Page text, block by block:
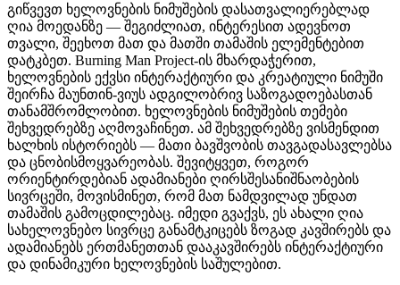
გიწვევთ ხელოვნების ნიმუშების დასათვალიერებლად
ღია მოედანზე — შეგიძლიათ, ინტერესით ადევნოთ
თვალი, შეეხოთ მათ და მათში თამაშის ელემენტებით
დატკბეთ. Burning Man Project-ის მხარდაჭერით,
ხელოვნების ექვსი ინტერაქტიური და კრეატიული ნიმუში
შეირჩა მაუნთინ-ვიუს ადგილობრივ საზოგადოებასთან
თანამშრომლობით. ხელოვნების ნიმუშების თემები
შეხვედრებზე აღმოვაჩინეთ. ამ შეხვედრებზე ვისმენდით
ხალხის ისტორიებს — მათი ბავშვობის თავგადასავლებსა
და ცნობისმოყვარეობას. შევიტყვეთ, როგორ
ორიენტირდებიან ადამიანები ღირსშესანიშნაობების
სივრცეში, მოვისმინეთ, რომ მათ ნამდვილად უნდათ
თამაშის გამოცდილებაც. იმედი გვაქვს, ეს ახალი ღია
სახელოვნებო სივრცე განამტკიცებს ზოგად კავშირებს და
ადამიანებს ერთმანეთთან დააკავშირებს ინტერაქტიური
და დინამიკური ხელოვნების საშულებით.